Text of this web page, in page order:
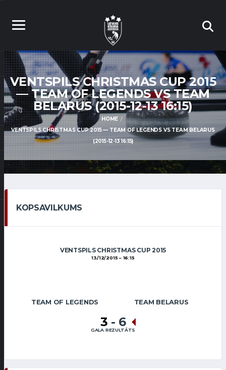
VENTSPILS CHRISTMAS CUP 2015
— TEAM OF LEGENDS VS TEAM
BELARUS (2015-12-13 16:15)
HOME
VENTSPILS CHRISTMAS CUP 2015 — TEAM OF LEGENDS VS TEAM BELARUS
(2015-12-13 16:15)
KOPSAVILKUMS
VENTSPILS CHRISTMAS CUP 2015
13/12/2015 16:15
TEAM OF LEGENDS TEAM BELARUS
3 - 6
GALA REZULTĀTS